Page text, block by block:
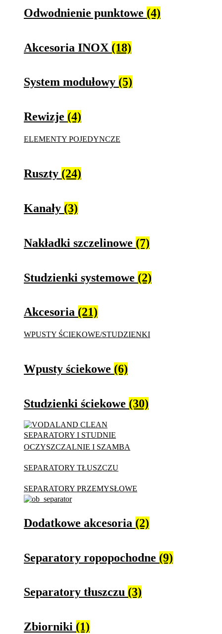
Odwodnienie punktowe (4)
Akcesoria INOX (18)
System modułowy (5)
Rewizje (4)
ELEMENTY POJEDYNCZE
Ruszty (24)
Kanały (3)
Nakładki szczelinowe (7)
Studzienki systemowe (2)
Akcesoria (21)
WPUSTY ŚCIEKOWE/STUDZIENKI
Wpusty ściekowe (6)
Studzienki ściekowe (30)
SEPARATORY I STUDNIE
OCZYSZCZALNIE I SZAMBA
SEPARATORY TŁUSZCZU
SEPARATORY PRZEMYSŁOWE
Dodatkowe akcesoria (2)
Separatory ropopochodne (9)
Separatory tłuszczu (3)
Zbiorniki (1)